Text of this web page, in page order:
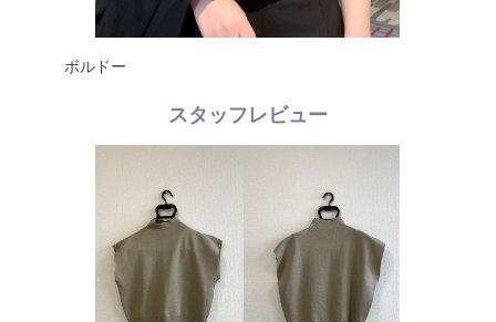
ボルドー
スタッフレビュー